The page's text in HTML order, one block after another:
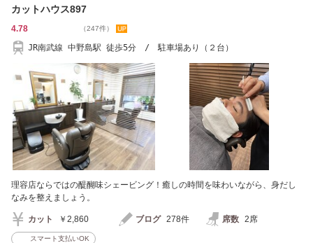
カットハウス897
4.78 （247件）
JR南武線 中野島駅 徒歩5分 / 駐車場あり（２台）
理容店ならではの醍醐味シェービング！癒しの時間を味わいながら、身だし
なみを整えましょう。
カット ￥2,860 ブログ 278件 席数 2席
スマート支払いOK